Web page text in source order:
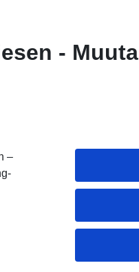
- Muuta
–